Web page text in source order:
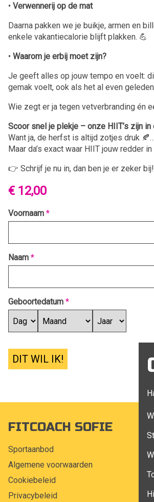
• Verwennerij op de mat
Daarna pakken we je buikje, armen en
enkele vakantiecalorie blijft plakken. 💪
• Waarom je erbij moet zijn?
Je geeft alles op jouw tempo en voelt:
gemak voelt, ook als het al even
Wie zegt er ja tegen vetverbranding én
Scoor snel je plekje – onze HIIT’s zijn
Want ja, de herfst is altijd zotjes druk
Maar da’s exact waar HIIT jouw redder
👉 Schrijf je nu in, dan ben je er zeker bij!
€ 12,00
Voornaam *
Naam *
Geboortedatum *
DIT WIL IK!
FITCOACH SOFIE
Sportaanbod
Algemene voorwaarden
Cookiebeleid
Privacybeleid